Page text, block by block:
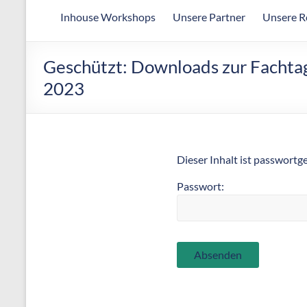
Inhouse Workshops Unsere Partner Unsere
Geschützt: Downloads zur
2023
Dieser Inhalt ist
Passwort: